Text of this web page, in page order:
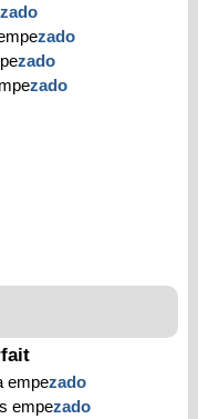
zado
zado
zado
zado
empezado
empezado